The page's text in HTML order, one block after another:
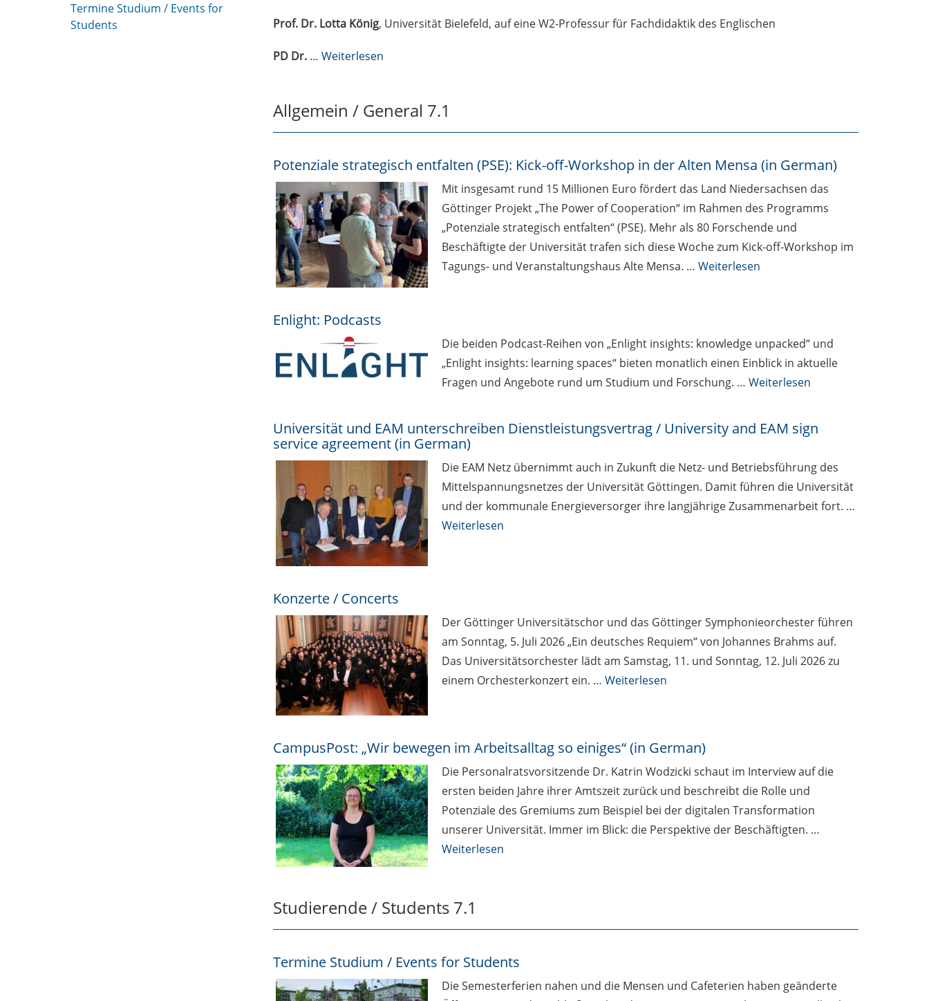
Termine Studium / Events for
Students
Prof. Dr. Lotta König, Universität Bielefeld, auf eine W2-Professur für Fachdidaktik des Englischen
PD Dr.… Weiterlesen
Allgemein / General 7.1
Potenziale strategisch entfalten (PSE): Kick-off-Workshop in der Alten Mensa (in German)
Mit insgesamt rund 15 Millionen Euro fördert das Land Niedersachsen das
Göttinger Projekt „The Power of Cooperation“ im Rahmen des Programms
„Potenziale strategisch entfalten“ (PSE). Mehr als 80 Forschende und
Beschäftigte der Universität trafen sich diese Woche zum Kick-off-Workshop im
Tagungs- und Veranstaltungshaus Alte Mensa. … Weiterlesen
Enlight: Podcasts
Die beiden Podcast-Reihen von „Enlight insights: knowledge unpacked“ und
„Enlight insights: learning spaces“ bieten monatlich einen Einblick in aktuelle
Fragen und Angebote rund um Studium und Forschung. … Weiterlesen
Universität und EAM unterschreiben Dienstleistungsvertrag / University and EAM sign
service agreement (in German)
Die EAM Netz übernimmt auch in Zukunft die Netz- und Betriebsführung des
Mittelspannungsnetzes der Universität Göttingen. Damit führen die Universität
und der kommunale Energieversorger ihre langjährige Zusammenarbeit fort. …
Weiterlesen
Konzerte / Concerts
Der Göttinger Universitätschor und das Göttinger Symphonieorchester führen
am Sonntag, 5. Juli 2026 „Ein deutsches Requiem“ von Johannes Brahms auf.
Das Universitätsorchester lädt am Samstag, 11. und Sonntag, 12. Juli 2026 zu
einem Orchesterkonzert ein. … Weiterlesen
CampusPost: „Wir bewegen im Arbeitsalltag so einiges“ (in German)
Die Personalratsvorsitzende Dr. Katrin Wodzicki schaut im Interview auf die
ersten beiden Jahre ihrer Amtszeit zurück und beschreibt die Rolle und
Potenziale des Gremiums zum Beispiel bei der digitalen Transformation
unserer Universität. Immer im Blick: die Perspektive der Beschäftigten. …
Weiterlesen
Studierende / Students 7.1
Termine Studium / Events for Students
Die Semesterferien nahen und die Mensen und Cafeterien haben geänderte